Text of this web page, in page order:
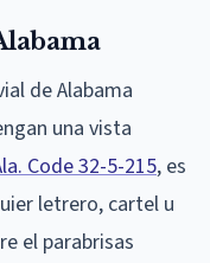
de Alabama
una vista
Code 32-5-215, es
letrero, cartel u
el parabrisas